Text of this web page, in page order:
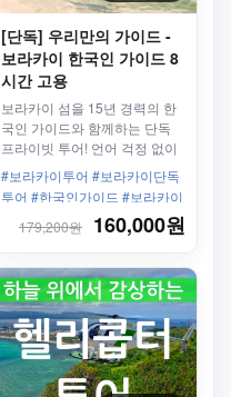
[단독] 우리만의 가이드 -
보라카이 한국인 가이드 8
시간 고용
보라카이 섬을 15년 경력의 한
국인 가이드와 함께하는 단독
프라이빗 투어! 언어 걱정 없이
8시간 동안 자유롭게 일정을 즐
겨보세요.
#보라카이투어 #보라카이단독
투어 #한국인가이드 #보라카이
가이드 #보라카이8시간투어 #
보라카이자유여행 #보라카이추
#보라카이여행 #보라카이맞춤
투어 #필리핀가이드 #보라카이
현지가이드
179,200원 160,000원